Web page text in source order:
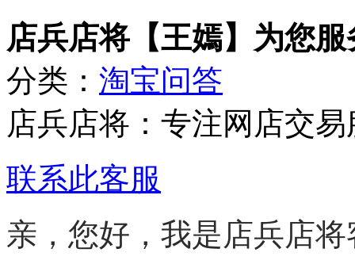
店兵店将【王嫣】为您服
分类： 淘宝问答
店兵店将：专注网店交
联系此客服
亲，您好，我是店兵店